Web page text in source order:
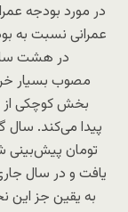
در مورد بودجه
عمرانی نسبت به
در هشت
مصوب بسیار
بخش کوچکی از
پیدا می‌کند. سال
تومان پیش‌بینی
یافت و در سال
به یقین جز این